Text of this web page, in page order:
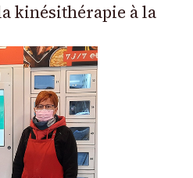
kinésithérapie à la